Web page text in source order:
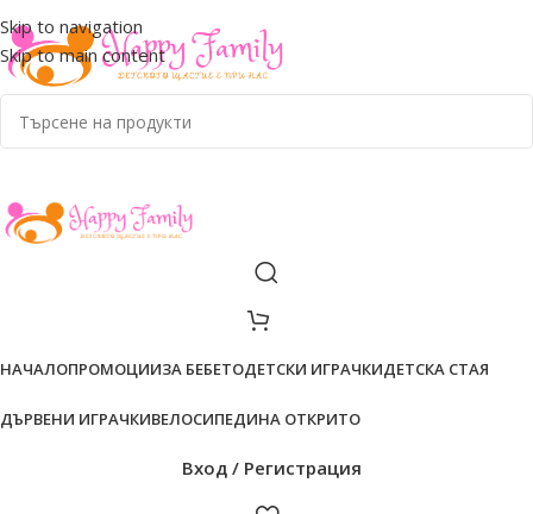
Skip to navigation
Skip to main content
НАЧАЛОПРОМОЦИИЗА БЕБЕТОДЕТСКИ ИГРАЧКИДЕТСКА СТАЯ
ДЪРВЕНИ ИГРАЧКИВЕЛОСИПЕДИНА ОТКРИТО
Вход / Регистрация